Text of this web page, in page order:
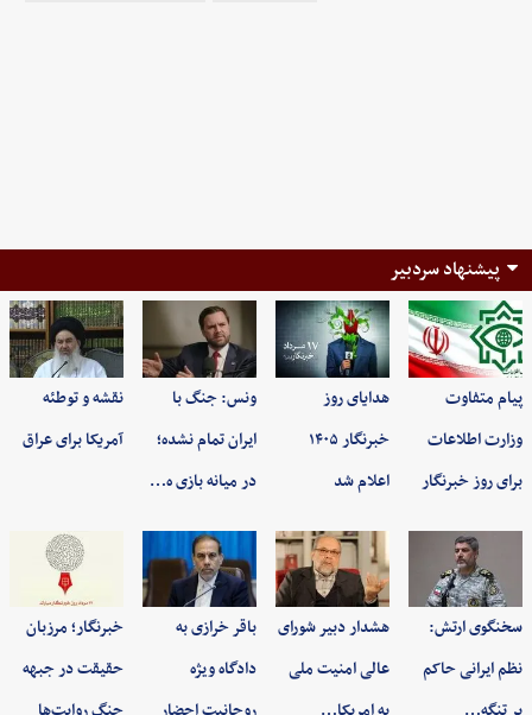
پیشنهاد سردبیر
پیام متفاوت
وزارت اطلاعات
برای روز خبرنگار
هدایای روز
خبرنگار ۱۴۰۵
اعلام شد
ونس: جنگ با
ایران تمام نشده؛
در میانه بازی ه…
نقشه و توطئه
آمریکا برای عراق
سخنگوی ارتش:
نظم ایرانی حاکم
هشدار دبیر شورای
عالی امنیت ملی
باقر خرازی به
دادگاه ویژه
خبرنگار؛ مرزبان
حقیقت در جبهه